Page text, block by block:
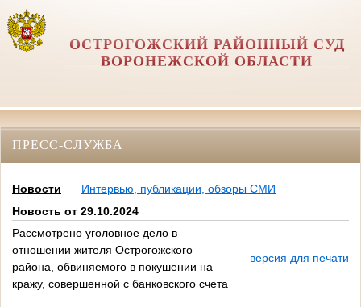
ОСТРОГОЖСКИЙ РАЙОННЫЙ СУД
ВОРОНЕЖСКОЙ ОБЛАСТИ
ПРЕСС-СЛУЖБА
Новости
Интервью, публикации, обзоры СМИ
Новость от 29.10.2024
Рассмотрено уголовное дело в
отношении жителя Острогожского
района, обвиняемого в покушении на
кражу, совершенной с банковского счета
версия для печати